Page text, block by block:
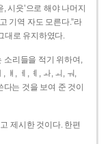
, 시읏’으로 해야 나머지
기역 자도 모른다.”라
대로 유지하였다.
소리들을 적기 위하여,
, ㅒ, ㅔ, ㅖ, ㅘ, ㅚ, ㅝ,
다는 것을 보여 준 것이
제시한 것이다. 한편